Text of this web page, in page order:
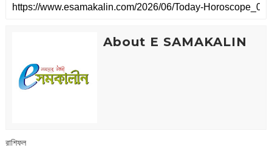
About E SAMAKALIN
রাশিফল